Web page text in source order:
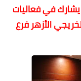
في فعاليات
الأزهر فرع